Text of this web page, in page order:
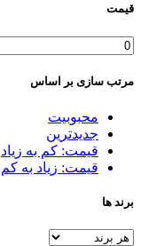
قیمت
حداقل
مرتب سازی بر اساس
محبوبیت
جدیدترین
قیمت: کم به زیاد
قیمت: زیاد به کم
برند ها